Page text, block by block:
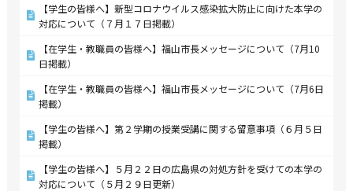
【学生の皆様へ】新型コロナウイルス感染拡大防止に向けた本学の
対応について（７月１７日掲載）
【在学生・教職員の皆様へ】福山市長メッセージについて（7月10
日掲載）
【在学生・教職員の皆様へ】福山市長メッセージについて（7月6日
掲載）
【学生の皆様へ】第２学期の授業受講に関する留意事項（６月５日
掲載）
【学生の皆様へ】５月２２日の広島県の対処方針を受けての本学の
対応について（５月２９日更新）